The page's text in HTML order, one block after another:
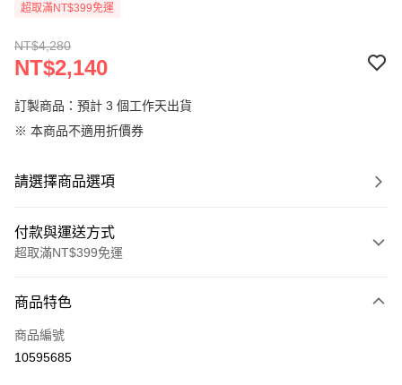
超取滿NT$399免運
NT$4,280
NT$2,140
訂製商品：預計 3 個工作天出貨
※ 本商品不適用折價券
請選擇商品選項
付款與運送方式
超取滿NT$399免運
信用卡一次付款
信用卡分期付款
商品特色
商品編號
10595685